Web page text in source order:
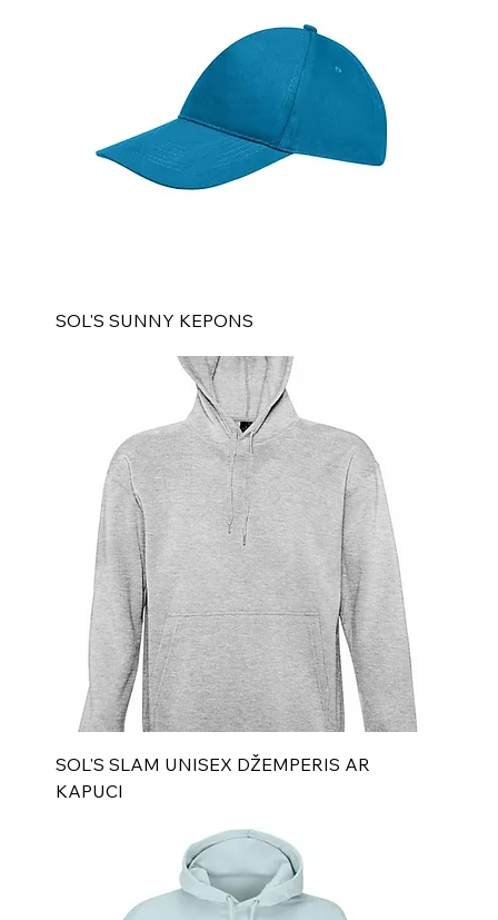
SOL'S SUNNY KEPONS
SOL'S SLAM UNISEX DŽEMPERIS AR
KAPUCI